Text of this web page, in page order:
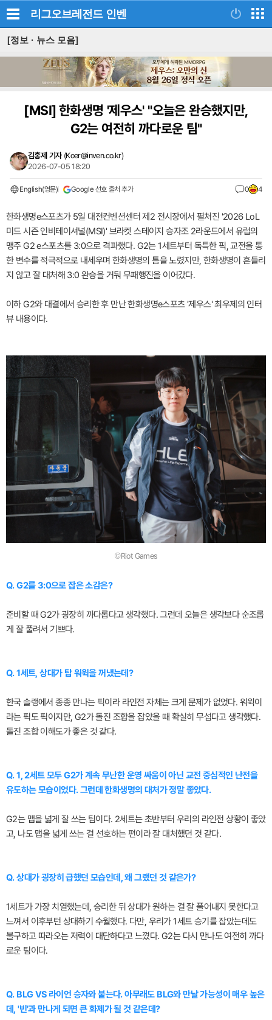
리그오브레전드 인벤
[정보 · 뉴스 모음]
[MSI]한화생명 '제우스' "오늘은 완승했지만,
G2는 여전히 까다로운 팀"
김홍제 기자 (Koer@inven.co.kr)
2026-07-05 18:20
English(영문) Google 선호 출처 추가 0 4
한화생명e스포츠가 5일 대전컨벤션센터 제2 전시장에서 펼쳐진 '2026 LoL
미드 시즌 인비테이셔널(MSI)' 브라켓 스테이지 승자조 2라운드에서 유럽의
맹주 G2 e스포츠를 3:0으로 격파했다. G2는 1세트부터 독특한 픽, 교전을 통
한 변수를 적극적으로 내세우며 한화생명의 틈을 노렸지만, 한화생명이 흔들리
지 않고 잘 대처해 3:0 완승을 거둬 무패행진을 이어갔다.
이하 G2와 대결에서 승리한 후 만난 한화생명e스포츠 '제우스' 최우제의 인터
뷰 내용이다.
©Riot Games
Q. G2를 3:0으로 잡은 소감은?
준비할 때 G2가 굉장히 까다롭다고 생각했다. 그런데 오늘은 생각보다 순조롭
게 잘 풀려서 기쁘다.
Q. 1세트, 상대가 탑 워윅을 꺼냈는데?
한국 솔랭에서 종종 만나는 픽이라 라인전 자체는 크게 문제가 없었다. 워윅이
라는 픽도 픽이지만, G2가 돌진 조합을 잡았을 때 확실히 무섭다고 생각했다.
돌진 조합 이해도가 좋은 것 같다.
Q. 1, 2세트 모두 G2가 계속 무난한 운영 싸움이 아닌 교전 중심적인 난전을
유도하는 모습이었다. 그런데 한화생명의 대처가 정말 좋았다.
G2는 맵을 넓게 잘 쓰는 팀이다. 2세트는 초반부터 우리의 라인전 상황이 좋았
고, 나도 맵을 넓게 쓰는 걸 선호하는 편이라 잘 대처했던 것 같다.
Q. 상대가 굉장히 급했던 모습인데, 왜 그랬던 것 같은가?
1세트가 가장 치열했는데, 승리한 뒤 상대가 원하는 걸 잘 풀어내지 못한다고
느껴서 이후부턴 상대하기 수월했다. 다만, 우리가 1세트 승기를 잡았는데도
불구하고 따라오는 저력이 대단하다고 느꼈다. G2는 다시 만나도 여전히 까다
로운 팀이다.
Q. BLG VS 라이언 승자와 붙는다. 아무래도 BLG와 만날 가능성이 매우 높은
데, '빈'과 만나게 되면 큰 화제가 될 것 같은데?